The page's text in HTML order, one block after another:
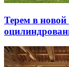
Терем в